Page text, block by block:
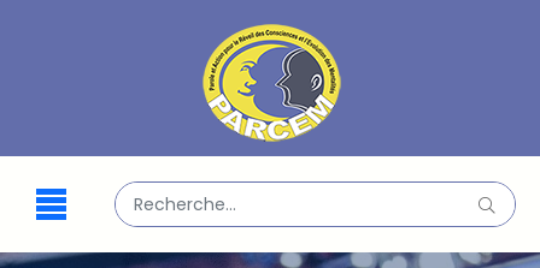
Valider